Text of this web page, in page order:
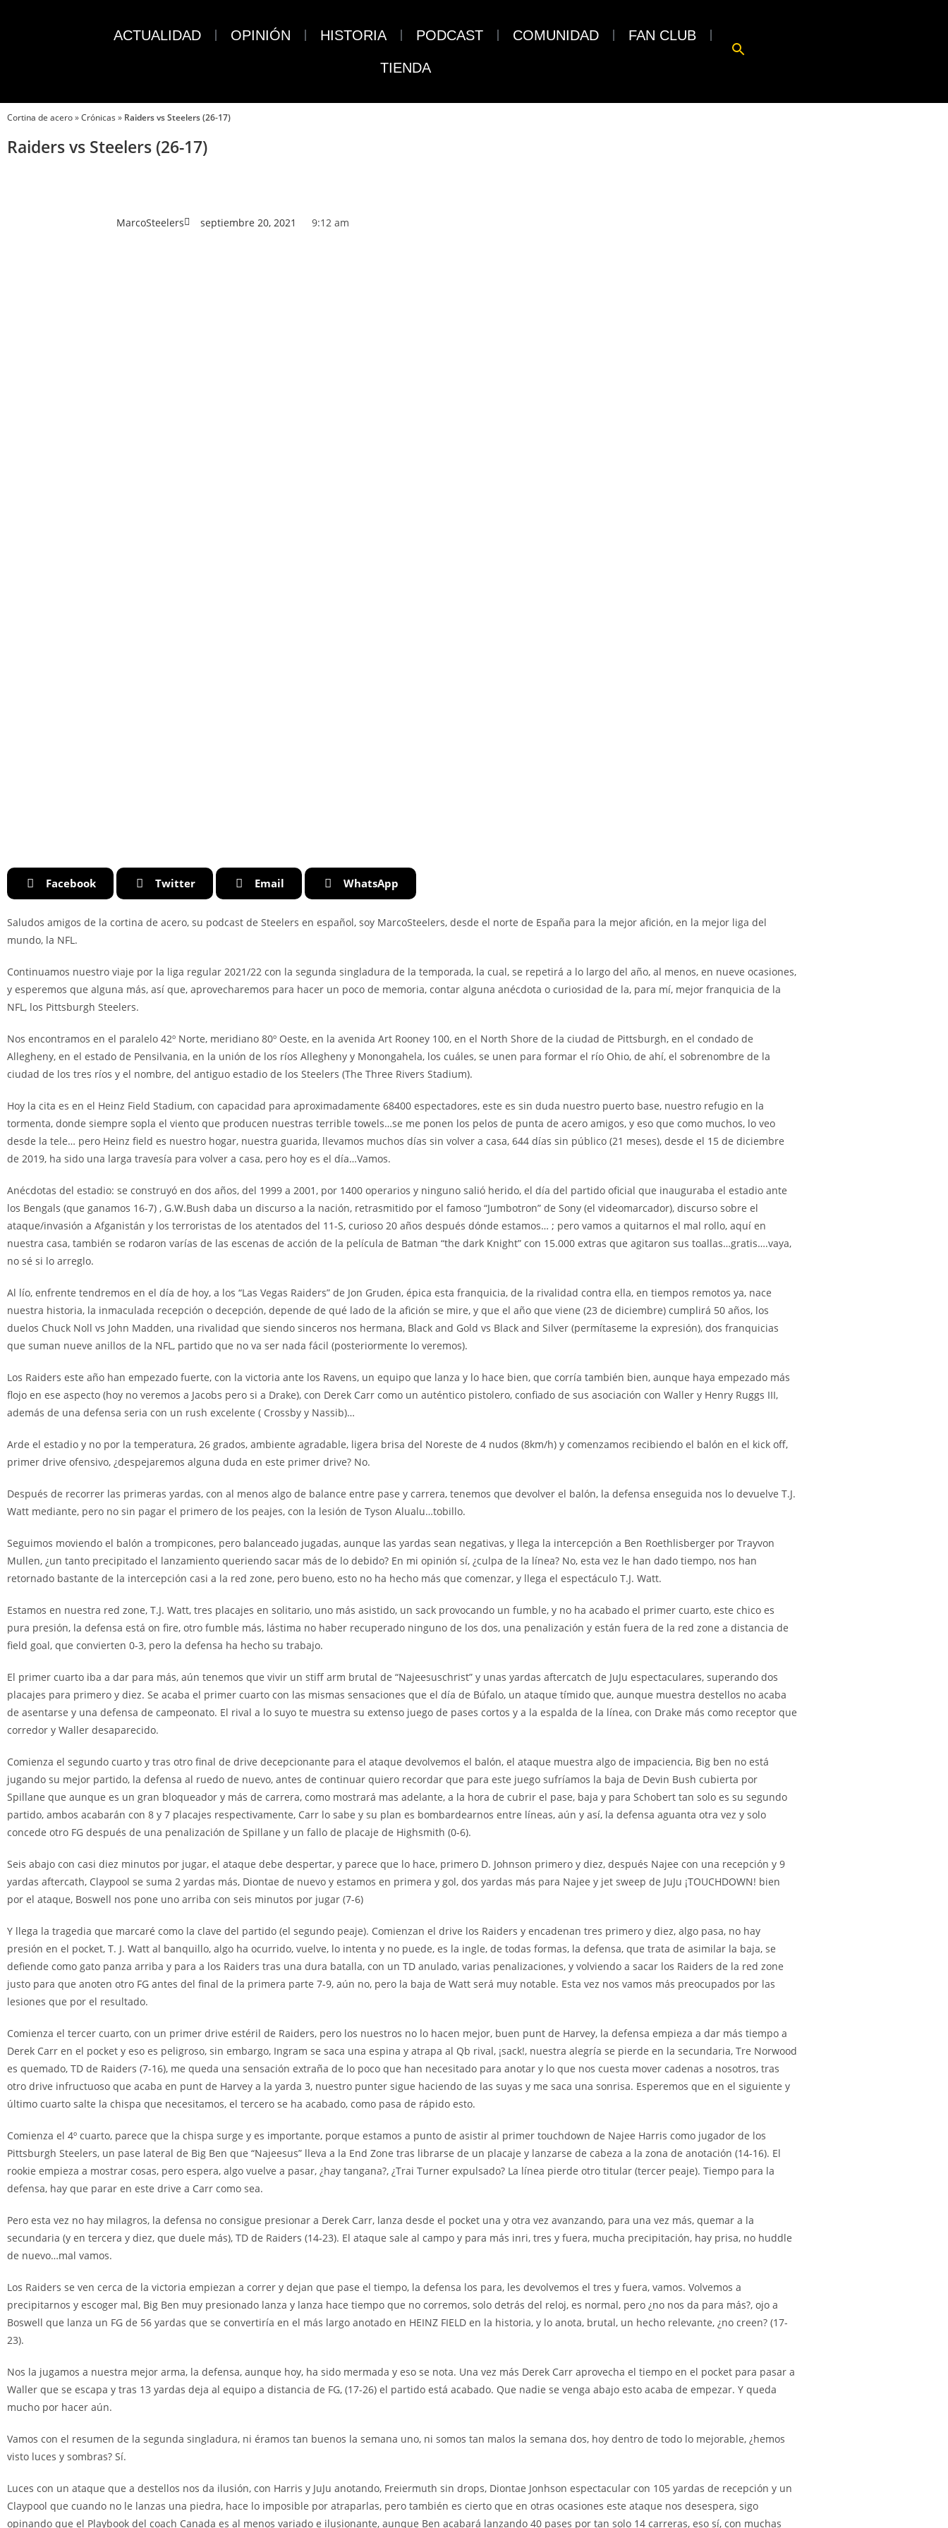
ACTUALIDAD OPINIÓN HISTORIA PODCAST COMUNIDAD FAN CLUB
TIENDA
Cortina de acero»Crónicas » Raiders vs Steelers (26-17)
Raiders vs Steelers (26-17)
MarcoSteelers septiembre 20, 2021 9:12 am
Facebook Twitter Email WhatsApp
Saludos amigos de la cortina de acero, su podcast de Steelers en español, soy MarcoSteelers, desde el norte de España para la mejor afición, en la mejor liga del
mundo, la NFL.
Continuamos nuestro viaje por la liga regular 2021/22 con la segunda singladura de la temporada, la cual, se repetirá a lo largo del año, al menos, en nueve ocasiones,
y esperemos que alguna más, así que, aprovecharemos para hacer un poco de memoria, contar alguna anécdota o curiosidad de la, para mí, mejor franquicia de la
NFL, los Pittsburgh Steelers.
Nos encontramos en el paralelo 42º Norte, meridiano 80º Oeste, en la avenida Art Rooney 100, en el North Shore de la ciudad de Pittsburgh, en el condado de
Allegheny, en el estado de Pensilvania, en la unión de los ríos Allegheny y Monongahela, los cuáles, se unen para formar el río Ohio, de ahí, el sobrenombre de la
ciudad de los tres ríos y el nombre, del antiguo estadio de los Steelers (The Three Rivers Stadium).
Hoy la cita es en el Heinz Field Stadium, con capacidad para aproximadamente 68400 espectadores, este es sin duda nuestro puerto base, nuestro refugio en la
tormenta, donde siempre sopla el viento que producen nuestras terrible towels…se me ponen los pelos de punta de acero amigos, y eso que como muchos, lo veo
desde la tele… pero Heinz field es nuestro hogar, nuestra guarida, llevamos muchos días sin volver a casa, 644 días sin público (21 meses), desde el 15 de diciembre
de 2019, ha sido una larga travesía para volver a casa, pero hoy es el día…Vamos.
Anécdotas del estadio: se construyó en dos años, del 1999 a 2001, por 1400 operarios y ninguno salió herido, el día del partido oficial que inauguraba el estadio ante
los Bengals (que ganamos 16-7) , G.W.Bush daba un discurso a la nación, retrasmitido por el famoso “Jumbotron” de Sony (el videomarcador), discurso sobre el
ataque/invasión a Afganistán y los terroristas de los atentados del 11-S, curioso 20 años después dónde estamos… ; pero vamos a quitarnos el mal rollo, aquí en
nuestra casa, también se rodaron varías de las escenas de acción de la película de Batman “the dark Knight” con 15.000 extras que agitaron sus toallas…gratis….vaya,
no sé si lo arreglo.
Al lío, enfrente tendremos en el día de hoy, a los “Las Vegas Raiders” de Jon Gruden, épica esta franquicia, de la rivalidad contra ella, en tiempos remotos ya, nace
nuestra historia, la inmaculada recepción o decepción, depende de qué lado de la afición se mire, y que el año que viene (23 de diciembre) cumplirá 50 años, los
duelos Chuck Noll vs John Madden, una rivalidad que siendo sinceros nos hermana, Black and Gold vs Black and Silver (permítaseme la expresión), dos franquicias
que suman nueve anillos de la NFL, partido que no va ser nada fácil (posteriormente lo veremos).
Los Raiders este año han empezado fuerte, con la victoria ante los Ravens, un equipo que lanza y lo hace bien, que corría también bien, aunque haya empezado más
flojo en ese aspecto (hoy no veremos a Jacobs pero si a Drake), con Derek Carr como un auténtico pistolero, confiado de sus asociación con Waller y Henry Ruggs III,
además de una defensa seria con un rush excelente ( Crossby y Nassib)…
Arde el estadio y no por la temperatura, 26 grados, ambiente agradable, ligera brisa del Noreste de 4 nudos (8km/h) y comenzamos recibiendo el balón en el kick off,
primer drive ofensivo, ¿despejaremos alguna duda en este primer drive? No.
Después de recorrer las primeras yardas, con al menos algo de balance entre pase y carrera, tenemos que devolver el balón, la defensa enseguida nos lo devuelve T.J.
Watt mediante, pero no sin pagar el primero de los peajes, con la lesión de Tyson Alualu…tobillo.
Seguimos moviendo el balón a trompicones, pero balanceado jugadas, aunque las yardas sean negativas, y llega la intercepción a Ben Roethlisberger por Trayvon
Mullen, ¿un tanto precipitado el lanzamiento queriendo sacar más de lo debido? En mi opinión sí, ¿culpa de la línea? No, esta vez le han dado tiempo, nos han
retornado bastante de la intercepción casi a la red zone, pero bueno, esto no ha hecho más que comenzar, y llega el espectáculo T.J. Watt.
Estamos en nuestra red zone, T.J. Watt, tres placajes en solitario, uno más asistido, un sack provocando un fumble, y no ha acabado el primer cuarto, este chico es
pura presión, la defensa está on fire, otro fumble más, lástima no haber recuperado ninguno de los dos, una penalización y están fuera de la red zone a distancia de
field goal, que convierten 0-3, pero la defensa ha hecho su trabajo.
El primer cuarto iba a dar para más, aún tenemos que vivir un stiff arm brutal de “Najeesuschrist” y unas yardas aftercatch de JuJu espectaculares, superando dos
placajes para primero y diez. Se acaba el primer cuarto con las mismas sensaciones que el día de Búfalo, un ataque tímido que, aunque muestra destellos no acaba
de asentarse y una defensa de campeonato. El rival a lo suyo te muestra su extenso juego de pases cortos y a la espalda de la línea, con Drake más como receptor que
corredor y Waller desaparecido.
Comienza el segundo cuarto y tras otro final de drive decepcionante para el ataque devolvemos el balón, el ataque muestra algo de impaciencia, Big ben no está
jugando su mejor partido, la defensa al ruedo de nuevo, antes de continuar quiero recordar que para este juego sufríamos la baja de Devin Bush cubierta por
Spillane que aunque es un gran bloqueador y más de carrera, como mostrará mas adelante, a la hora de cubrir el pase, baja y para Schobert tan solo es su segundo
partido, ambos acabarán con 8 y 7 placajes respectivamente, Carr lo sabe y su plan es bombardearnos entre líneas, aún y así, la defensa aguanta otra vez y solo
concede otro FG después de una penalización de Spillane y un fallo de placaje de Highsmith (0-6).
Seis abajo con casi diez minutos por jugar, el ataque debe despertar, y parece que lo hace, primero D. Johnson primero y diez, después Najee con una recepción y 9
yardas aftercath, Claypool se suma 2 yardas más, Diontae de nuevo y estamos en primera y gol, dos yardas más para Najee y jet sweep de JuJu ¡TOUCHDOWN! bien
por el ataque, Boswell nos pone uno arriba con seis minutos por jugar (7-6)
Y llega la tragedia que marcaré como la clave del partido (el segundo peaje). Comienzan el drive los Raiders y encadenan tres primero y diez, algo pasa, no hay
presión en el pocket, T. J. Watt al banquillo, algo ha ocurrido, vuelve, lo intenta y no puede, es la ingle, de todas formas, la defensa, que trata de asimilar la baja, se
defiende como gato panza arriba y para a los Raiders tras una dura batalla, con un TD anulado, varias penalizaciones, y volviendo a sacar los Raiders de la red zone
justo para que anoten otro FG antes del final de la primera parte 7-9, aún no, pero la baja de Watt será muy notable. Esta vez nos vamos más preocupados por las
lesiones que por el resultado.
Comienza el tercer cuarto, con un primer drive estéril de Raiders, pero los nuestros no lo hacen mejor, buen punt de Harvey, la defensa empieza a dar más tiempo a
Derek Carr en el pocket y eso es peligroso, sin embargo, Ingram se saca una espina y atrapa al Qb rival, ¡sack!, nuestra alegría se pierde en la secundaria, Tre Norwood
es quemado, TD de Raiders (7-16), me queda una sensación extraña de lo poco que han necesitado para anotar y lo que nos cuesta mover cadenas a nosotros, tras
otro drive infructuoso que acaba en punt de Harvey a la yarda 3, nuestro punter sigue haciendo de las suyas y me saca una sonrisa. Esperemos que en el siguiente y
último cuarto salte la chispa que necesitamos, el tercero se ha acabado, como pasa de rápido esto.
Comienza el 4º cuarto, parece que la chispa surge y es importante, porque estamos a punto de asistir al primer touchdown de Najee Harris como jugador de los
Pittsburgh Steelers, un pase lateral de Big Ben que “Najeesus” lleva a la End Zone tras librarse de un placaje y lanzarse de cabeza a la zona de anotación (14-16). El
rookie empieza a mostrar cosas, pero espera, algo vuelve a pasar, ¿hay tangana?, ¿Trai Turner expulsado? La línea pierde otro titular (tercer peaje). Tiempo para la
defensa, hay que parar en este drive a Carr como sea.
Pero esta vez no hay milagros, la defensa no consigue presionar a Derek Carr, lanza desde el pocket una y otra vez avanzando, para una vez más, quemar a la
secundaria (y en tercera y diez, que duele más), TD de Raiders (14-23). El ataque sale al campo y para más inri, tres y fuera, mucha precipitación, hay prisa, no huddle
de nuevo…mal vamos.
Los Raiders se ven cerca de la victoria empiezan a correr y dejan que pase el tiempo, la defensa los para, les devolvemos el tres y fuera, vamos. Volvemos a
precipitarnos y escoger mal, Big Ben muy presionado lanza y lanza hace tiempo que no corremos, solo detrás del reloj, es normal, pero ¿no nos da para más?, ojo a
Boswell que lanza un FG de 56 yardas que se convertiría en el más largo anotado en HEINZ FIELD en la historia, y lo anota, brutal, un hecho relevante, ¿no creen? (17-
23).
Nos la jugamos a nuestra mejor arma, la defensa, aunque hoy, ha sido mermada y eso se nota. Una vez más Derek Carr aprovecha el tiempo en el pocket para pasar a
Waller que se escapa y tras 13 yardas deja al equipo a distancia de FG, (17-26) el partido está acabado. Que nadie se venga abajo esto acaba de empezar. Y queda
mucho por hacer aún.
Vamos con el resumen de la segunda singladura, ni éramos tan buenos la semana uno, ni somos tan malos la semana dos, hoy dentro de todo lo mejorable, ¿hemos
visto luces y sombras? Sí.
Luces con un ataque que a destellos nos da ilusión, con Harris y JuJu anotando, Freiermuth sin drops, Diontae Jonhson espectacular con 105 yardas de recepción y un
Claypool que cuando no le lanzas una piedra, hace lo imposible por atraparlas, pero también es cierto que en otras ocasiones este ataque nos desespera, sigo
opinando que el Playbook del coach Canada es al menos variado e ilusionante, aunque Ben acabará lanzando 40 pases por tan solo 14 carreras, eso sí, con muchas